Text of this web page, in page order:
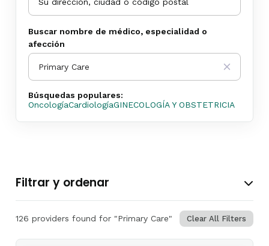
Buscar nombre de médico, especialidad o
afección
Búsquedas populares:
OncologíaCardiologíaGINECOLOGÍA Y OBSTETRICIA
Filtrar y ordenar
126 providers found for "Primary Care" Clear All Filters